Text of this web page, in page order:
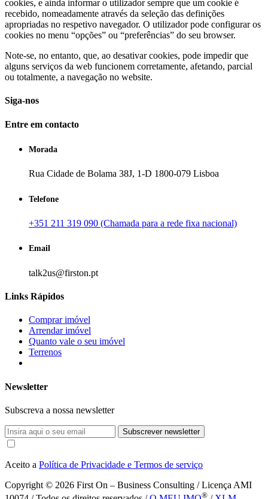
cookies, e ainda informar o utilizador sempre que um cookie é
recebido, nomeadamente através da seleção das definições
apropriadas no respetivo navegador. O utilizador pode configurar os
cookies no menu “opções” ou “preferências” do seu browser.
Note-se, no entanto, que, ao desativar cookies, pode impedir que
alguns serviços da web funcionem corretamente, afetando, parcial
ou totalmente, a navegação no website.
Siga-nos
Entre em contacto
Morada
Rua Cidade de Bolama 38J, 1-D 1800-079 Lisboa
Telefone
+351 211 319 090 (Chamada para a rede fixa nacional)
Email
talk2us@firston.pt
Links Rápidos
Comprar imóvel
Arrendar imóvel
Quanto vale o seu imóvel
Terrenos
Newsletter
Subscreva a nossa newsletter
Subscrever newsletter
Aceito a Política de Privacidade e Termos de serviço
Copyright © 2026 First On – Business Consulting / Licença AMI
®